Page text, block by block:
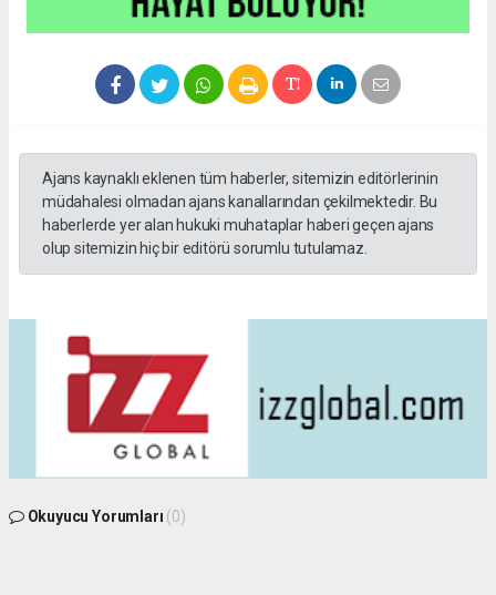
Ajans kaynaklı eklenen tüm haberler, sitemizin editörlerinin
müdahalesi olmadan ajans kanallarından çekilmektedir. Bu
haberlerde yer alan hukuki muhataplar haberi geçen ajans
olup sitemizin hiç bir editörü sorumlu tutulamaz.
Okuyucu Yorumları (0)